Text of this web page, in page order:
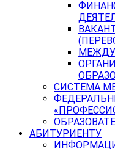
СИСТЕМА
АБИТУРИЕНТУ